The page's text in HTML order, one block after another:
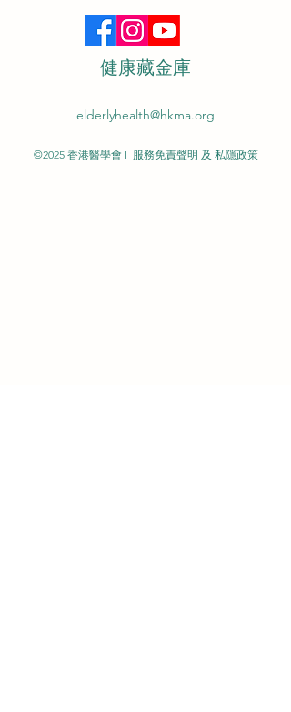
健康藏金庫
elderlyhealth@hkma.org
©2025 香港醫學會 I 服務免責聲明 及 私隱政策